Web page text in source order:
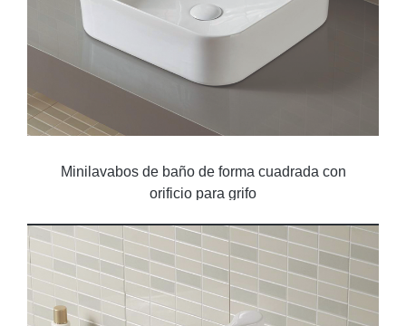
Minilavabos de baño de forma cuadrada con
orificio para grifo